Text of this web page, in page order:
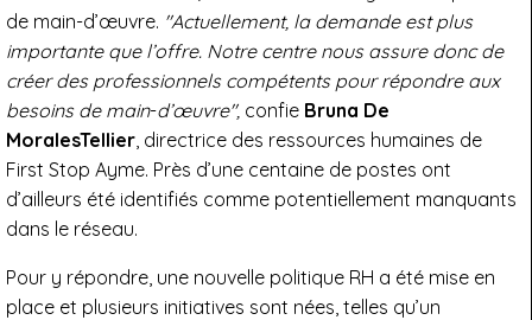
de main-d’œuvre. "Actuellement, la demande est plus
importante que l’offre. Notre centre nous assure donc de
créer des professionnels compétents pour répondre aux
besoins de main-d’œuvre", confie Bruna De
MoralesTellier , directrice des ressources humaines de
First Stop Ayme. Près d’une centaine de postes ont
d’ailleurs été identifiés comme potentiellement manquants
dans le réseau.
Pour y répondre, une nouvelle politique RH a été mise en
place et plusieurs initiatives sont nées, telles qu’un